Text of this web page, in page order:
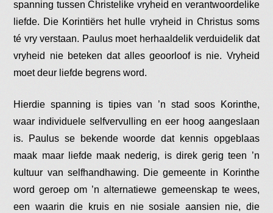
spanning tussen Christelike vryheid en verantwoordelike
liefde. Die Korintiërs het hulle vryheid in Christus soms
té vry verstaan. Paulus moet herhaaldelik verduidelik dat
vryheid nie beteken dat alles geoorloof is nie. Vryheid
moet deur liefde begrens word.
Hierdie spanning is tipies van ’n stad soos Korinthe,
waar individuele selfvervulling en eer hoog aangeslaan
is. Paulus se bekende woorde dat kennis opgeblaas
maak maar liefde maak nederig, is direk gerig teen ’n
kultuur van selfhandhawing. Die gemeente in Korinthe
word geroep om ’n alternatiewe gemeenskap te wees,
een waarin die kruis en nie sosiale aansien nie, die